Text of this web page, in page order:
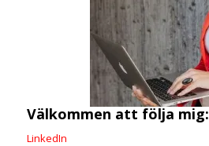
Välkommen att följa mig:
LinkedIn